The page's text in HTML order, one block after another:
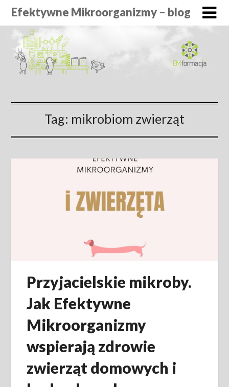
Efektywne Mikroorganizmy – blog
Tag: mikrobiom zwierząt
Przyjacielskie mikroby.
Jak Efektywne
Mikroorganizmy
wspierają zdrowie
zwierząt domowych i